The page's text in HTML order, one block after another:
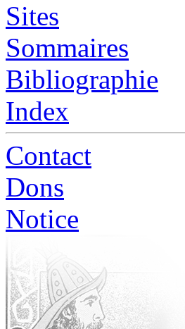
Sites
Sommaires
Bibliographie
Index
Contact
Dons
Notice